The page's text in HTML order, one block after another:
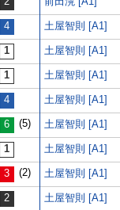
土屋智則 [A1]
土屋智則 [A1]
土屋智則 [A1]
土屋智則 [A1]
(5) 土屋智則 [A1]
土屋智則 [A1]
(2) 土屋智則 [A1]
土屋智則 [A1]